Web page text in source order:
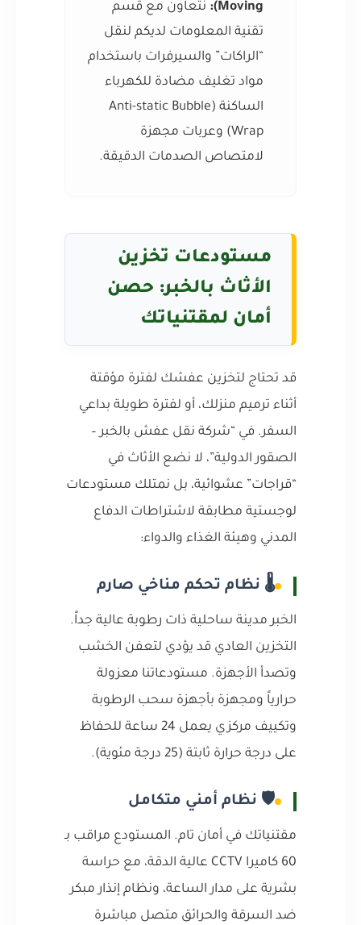
Moving):
نتعاون مع قسم
تقنية المعلومات لديكم لنقل
“الراكات” والسيرفرات باستخدام
مواد تغليف مضادة للكهرباء
الساكنة (Anti-static Bubble
Wrap) وعربات مجهزة
لامتصاص الصدمات الدقيقة.
مستودعات تخزين
الأثاث بالخبر: حصن
أمان لمقتنياتك
قد تحتاج لتخزين عفشك لفترة مؤقتة
أثناء ترميم منزلك، أو لفترة طويلة بداعي
السفر. في “شركة نقل عفش بالخبر –
الصقور الدولية”، لا نضع الأثاث في
“قراجات” عشوائية، بل نمتلك مستودعات
لوجستية مطابقة لاشتراطات الدفاع
المدني وهيئة الغذاء والدواء:
🌡️ نظام تحكم مناخي صارم
الخبر مدينة ساحلية ذات رطوبة عالية جداً.
التخزين العادي قد يؤدي لتعفن الخشب
وتصدأ الأجهزة. مستودعاتنا معزولة
حرارياً ومجهزة بأجهزة سحب الرطوبة
وتكييف مركزي يعمل 24 ساعة للحفاظ
على درجة حرارة ثابتة (25 درجة مئوية).
🛡️ نظام أمني متكامل
مقتنياتك في أمان تام. المستودع مراقب بـ
60 كاميرا CCTV عالية الدقة، مع حراسة
بشرية على مدار الساعة، ونظام إنذار مبكر
ضد السرقة والحرائق متصل مباشرة